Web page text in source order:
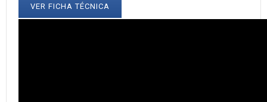
VER FICHA TÉCNICA